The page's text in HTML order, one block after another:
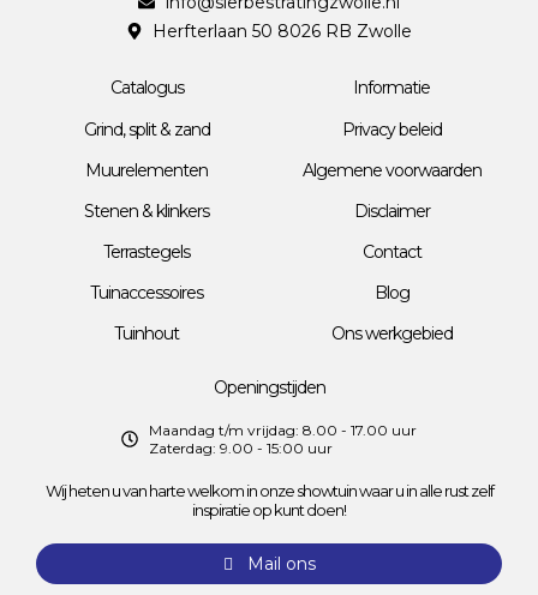
Herfterlaan 50 8026 RB Zwolle
Catalogus
Grind, split & zand
Muurelementen
Stenen & klinkers
Terrastegels
Tuinaccessoires
Tuinhout
Informatie
Privacy beleid
Algemene voorwaarden
Disclaimer
Contact
Blog
Ons werkgebied
Openingstijden
Maandag t/m vrijdag: 8.00 - 17.00 uur
Zaterdag: 9.00 - 15:00 uur
Wij heten u van harte welkom in onze showtuin waar u in alle rust zelf
inspiratie op kunt doen!
Mail ons